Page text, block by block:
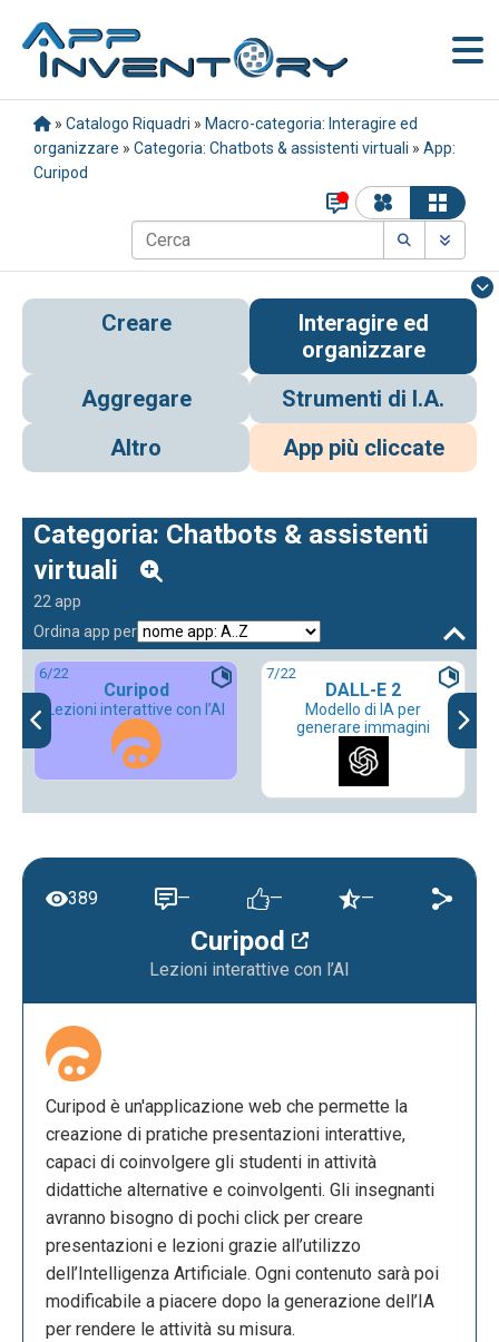
» Catalogo Riquadri » Macro-categoria: Interagire ed
organizzare » Categoria: Chatbots & assistenti virtuali » App:
Curipod
Creare
Interagire ed
organizzare
Aggregare
Strumenti di I.A.
Altro
App più cliccate
Categoria: Chatbots & assistenti
virtuali
22 app
Ordina app per
6/22
Curipod
Lezioni interattive con l’AI
7/22
DALL-E 2
Modello di IA per
generare immagini
Curipod
Lezioni interattive con l’AI
389 — — —
Curipod è un'applicazione web che permette la
creazione di pratiche presentazioni interattive,
capaci di coinvolgere gli studenti in attività
didattiche alternative e coinvolgenti. Gli insegnanti
avranno bisogno di pochi click per creare
presentazioni e lezioni grazie all’utilizzo
dell’Intelligenza Artificiale. Ogni contenuto sarà poi
modificabile a piacere dopo la generazione dell’IA
per rendere le attività su misura.